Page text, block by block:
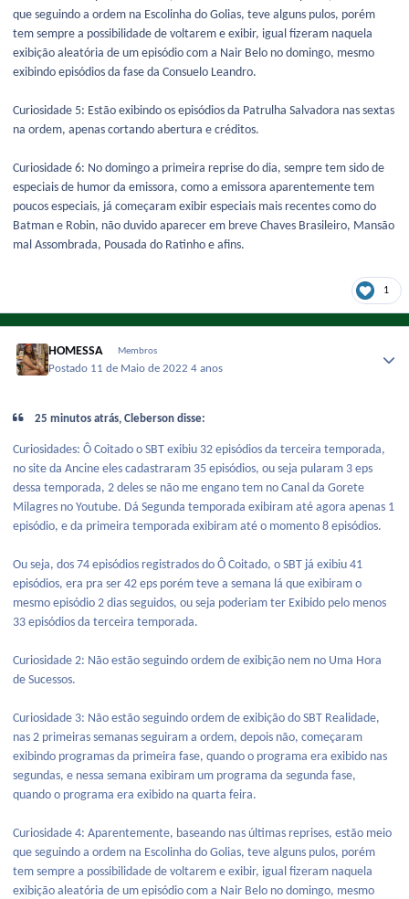
que seguindo a ordem na Escolinha do Golias, teve alguns pulos, porém
tem sempre a possibilidade de voltarem e exibir, igual fizeram naquela
exibição aleatória de um episódio com a Nair Belo no domingo, mesmo
exibindo episódios da fase da Consuelo Leandro.
Curiosidade 5: Estão exibindo os episódios da Patrulha Salvadora nas sextas
na ordem, apenas cortando abertura e créditos.
Curiosidade 6: No domingo a primeira reprise do dia, sempre tem sido de
especiais de humor da emissora, como a emissora aparentemente tem
poucos especiais, já começaram exibir especiais mais recentes como do
Batman e Robin, não duvido aparecer em breve Chaves Brasileiro, Mansão
mal Assombrada, Pousada do Ratinho e afins.
1
HOMESSA Membros
Postado 11 de Maio de 20224 anos
25 minutos atrás, Cleberson disse:
Curiosidades: Ô Coitado o SBT exibiu 32 episódios da terceira temporada,
no site da Ancine eles cadastraram 35 episódios, ou seja pularam 3 eps
dessa temporada, 2 deles se não me engano tem no Canal da Gorete
Milagres no Youtube. Dá Segunda temporada exibiram até agora apenas 1
episódio, e da primeira temporada exibiram até o momento 8 episódios.
Ou seja, dos 74 episódios registrados do Ô Coitado, o SBT já exibiu 41
episódios, era pra ser 42 eps porém teve a semana lá que exibiram o
mesmo episódio 2 dias seguidos, ou seja poderiam ter Exibido pelo menos
33 episódios da terceira temporada.
Curiosidade 2: Não estão seguindo ordem de exibição nem no Uma Hora
de Sucessos.
Curiosidade 3: Não estão seguindo ordem de exibição do SBT Realidade,
nas 2 primeiras semanas seguiram a ordem, depois não, começaram
exibindo programas da primeira fase, quando o programa era exibido nas
segundas, e nessa semana exibiram um programa da segunda fase,
quando o programa era exibido na quarta feira.
Curiosidade 4: Aparentemente, baseando nas últimas reprises, estão meio
que seguindo a ordem na Escolinha do Golias, teve alguns pulos, porém
tem sempre a possibilidade de voltarem e exibir, igual fizeram naquela
exibição aleatória de um episódio com a Nair Belo no domingo, mesmo